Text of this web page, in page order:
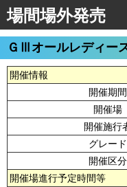
場間場外発売
ＧⅢオールレディー
開催情報
開催期間
開催場
開催施行
グレード
開催区分
開催場進行予定時間等